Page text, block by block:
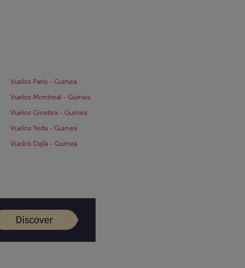
Vuelos París - Guinea
Vuelos Montreal - Guinea
Vuelos Ginebra - Guinea
Vuelos Yeda - Guinea
Vuelos Dajla - Guinea